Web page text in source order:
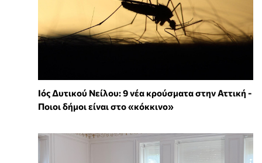
Ιός Δυτικού Νείλου: 9 νέα κρούσματα στην Αττική -
Ποιοι δήμοι είναι στο «κόκκινο»